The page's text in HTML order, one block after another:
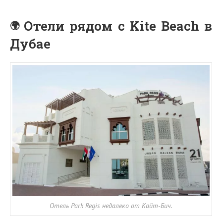
Отели рядом с Kite Beach в
Дубае
Отель Park Regis недалеко от Кайт-Бич.